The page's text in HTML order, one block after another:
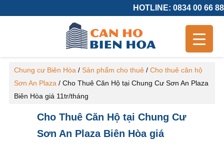
HOTLINE: 0834 00 66 88
Chung cư Biên Hòa / Sản phẩm cho thuê/ Cho thuê căn hộ
Sơn An Plaza / Cho Thuê Căn Hộ tại Chung Cư Sơn An Plaza
Biên Hòa giá 11tr/tháng
Cho Thuê Căn Hộ tại Chung Cư
Sơn An Plaza Biên Hòa giá